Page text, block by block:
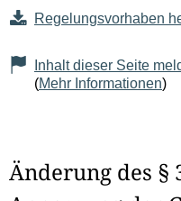
Regelungsvorhaben
Inhalt dieser Seite
(Mehr Informationen)
Änderung des §